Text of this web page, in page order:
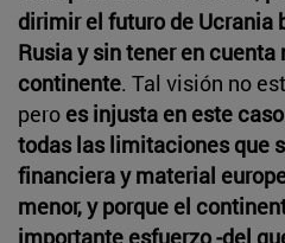
dirimir el futuro de Ucrania
Rusia y sin tener en cuenta
continente. Tal visión no
pero es injusta en este
todas las limitaciones que
financiera y material
menor, y porque el
importante esfuerzo -del